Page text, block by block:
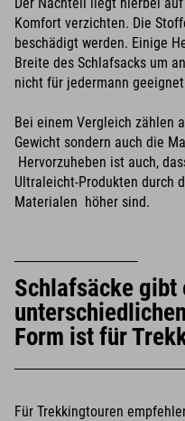
Komfort verzichten. Die
beschädigt werden. Einige
Breite des Schlafsacks um
nicht für jedermann
Bei einem Vergleich zählen
Gewicht sondern auch die
Hervorzuheben ist auch,
Ultraleicht-Produkten durch
Materialen höher sind.
Schlafsäcke gibt
Form ist für
Für Trekkingtouren